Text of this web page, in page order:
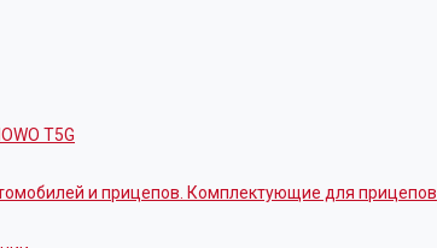
T5G
и прицепов. Комплектующие для прицепов